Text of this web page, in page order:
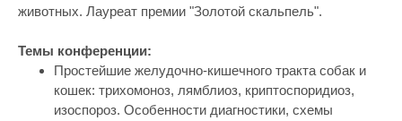
животных. Лауреат премии "Золотой скальпель".
Темы конференции:
Простейшие желудочно-кишечного тракта собак и
кошек: трихомоноз, лямблиоз, криптоспоридиоз,
изоспороз. Особенности диагностики, схемы